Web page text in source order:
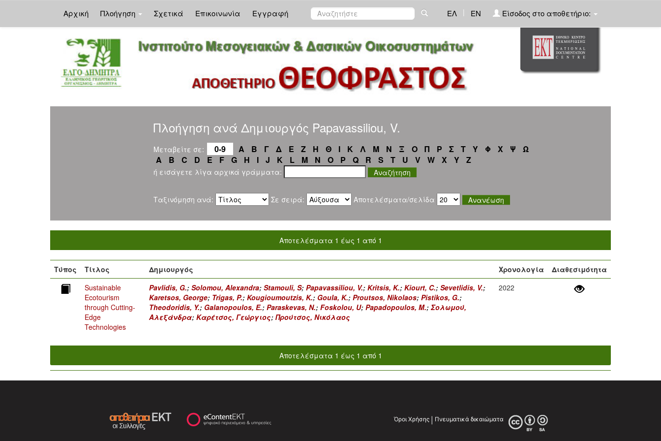
Αρχική Πλοήγηση Σχετικά Επικοινωνία Εγγραφή ΕΛ | EN Είσοδος στο αποθετήριο:
Πλοήγηση ανά Δημιουργός Papavassiliou, V.
Μεταβείτε σε: 0-9 Α Β Γ Δ Ε Ζ Η Θ Ι Κ Λ Μ Ν Ξ Ο Π Ρ Σ Τ Υ Φ Χ Ψ
Ω
A
B C D E F G H I J K L M N O P Q R S T U V W X Y Z
ή εισάγετε λίγα αρχικά γράμματα:
Ταξινόμηση ανά: Σε σειρά: Αποτελέσματα/σελίδα
Αποτελέσματα 1 έως 1 από 1
Τύπος Τίτλος Δημιουργός Χρονολογία
Διαθεσιμότητα
Sustainable
Ecotourism
through Cutting-
Edge
Technologies
Pavlidis, G.; Solomou, Alexandra; Stamouli, S; Papavassiliou, V.; Kritsis, K.; Kiourt, C.; Sevetlidis, V.;
Karetsos, George; Trigas, P.; Kougioumoutzis, K.; Goula, K.; Proutsos, Nikolaos; Pistikos, G.;
Theodoridis, Y.; Galanopoulos, E.; Paraskevas, N.; Foskolou, U; Papadopoulos, M.; Σολωμού,
Αλεξάνδρα; Καρέτσος, Γεώργιος; Προύτσος, Νικόλαος
2022
Αποτελέσματα 1 έως 1 από 1